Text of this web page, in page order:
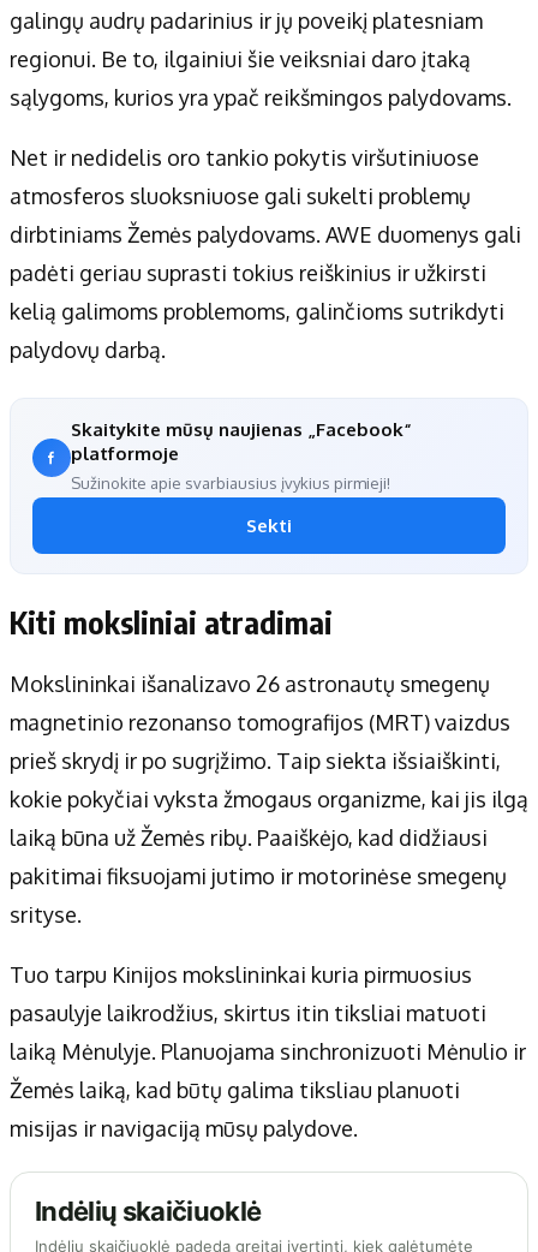
galingų audrų padarinius ir jų poveikį platesniam
regionui. Be to, ilgainiui šie veiksniai daro įtaką
sąlygoms, kurios yra ypač reikšmingos palydovams.
Net ir nedidelis oro tankio pokytis viršutiniuose
atmosferos sluoksniuose gali sukelti problemų
dirbtiniams Žemės palydovams. AWE duomenys gali
padėti geriau suprasti tokius reiškinius ir užkirsti
kelią galimoms problemoms, galinčioms sutrikdyti
palydovų darbą.
Skaitykite mūsų naujienas „Facebook“
platformoje
Sužinokite apie svarbiausius įvykius pirmieji!
Sekti
Kiti moksliniai atradimai
Mokslininkai išanalizavo 26 astronautų smegenų
magnetinio rezonanso tomografijos (MRT) vaizdus
prieš skrydį ir po sugrįžimo. Taip siekta išsiaiškinti,
kokie pokyčiai vyksta žmogaus organizme, kai jis ilgą
laiką būna už Žemės ribų. Paaiškėjo, kad didžiausi
pakitimai fiksuojami jutimo ir motorinėse smegenų
srityse.
Tuo tarpu Kinijos mokslininkai kuria pirmuosius
pasaulyje laikrodžius, skirtus itin tiksliai matuoti
laiką Mėnulyje. Planuojama sinchronizuoti Mėnulio ir
Žemės laiką, kad būtų galima tiksliau planuoti
misijas ir navigaciją mūsų palydove.